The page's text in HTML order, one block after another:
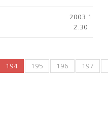
2003.1
2.30
194 195 196 197